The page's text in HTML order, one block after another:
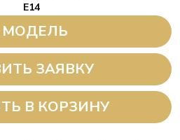
E14
МОДЕЛЬ
ЗАЯВКУ
В КОРЗИНУ